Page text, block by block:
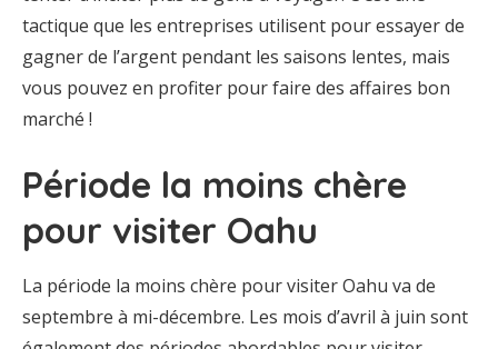
tactique que les entreprises utilisent pour essayer de
gagner de l’argent pendant les saisons lentes, mais
vous pouvez en profiter pour faire des affaires bon
marché !
Période la moins chère
pour visiter Oahu
La période la moins chère pour visiter Oahu va de
septembre à mi-décembre. Les mois d’avril à juin sont